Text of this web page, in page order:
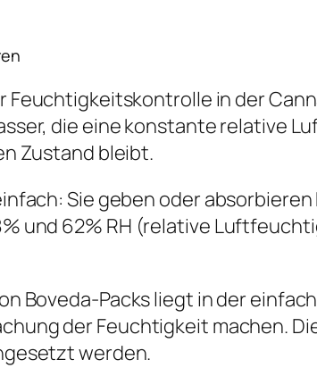
Feuchtigkeitskontrolle in der
die eine konstante relative
Zustand bleibt.
Sie geben oder
und 62% RH (relative
Boveda-Packs liegt in der
der Feuchtigkeit machen.
werden.